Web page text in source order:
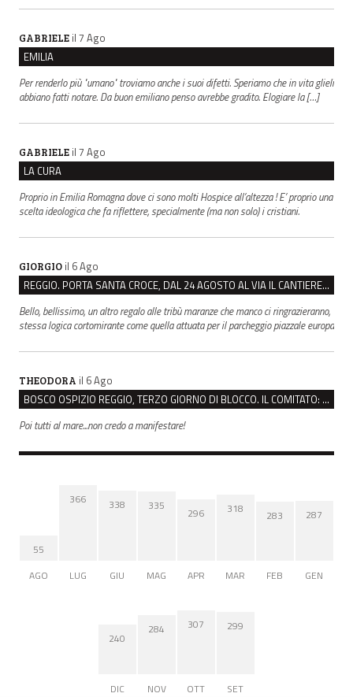
GABRIELE il 7 Ago
EMILIA
Per renderlo più "umano" troviamo anche i suoi difetti. Speriamo che in vita glieli
abbiano fatti notare. Da buon emiliano penso avrebbe gradito. Elogiare la […]
GABRIELE il 7 Ago
LA CURA
Proprio in Emilia Romagna dove ci sono molti Hospice all’altezza ! E’ proprio una
scelta ideologica che fa riflettere, specialmente (ma non solo) i cristiani.
GIORGIO il 6 Ago
REGGIO. PORTA SANTA CROCE, DAL 24 AGOSTO AL VIA IL CANTIERE PER IL NUOVO COLLETTORE FOGNARIO
Bello, bellissimo, un altro regalo alle tribù maranze che manco ci ringrazieranno,
stessa logica cortomirante come quella attuata per il parcheggio piazzale europa
THEODORA il 6 Ago
BOSCO OSPIZIO REGGIO, TERZO GIORNO DI BLOCCO. IL COMITATO: “PRESIDIO FINO A VENERDÌ”
Poi tutti al mare...non credo a manifestare!
55
AGO
366
LUG
338
GIU
335
MAG
296
APR
318
MAR
283
FEB
287
GEN
240
DIC
284
NOV
307
OTT
299
SET